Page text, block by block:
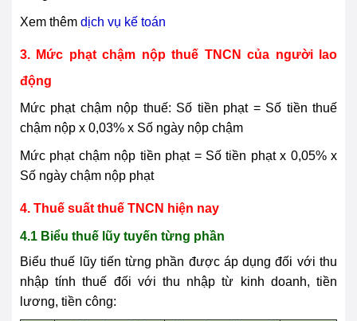
Xem thêm dịch vụ kế toán
3. Mức phạt chậm nộp thuế TNCN của người lao
động
Mức phạt chậm nộp thuế: Số tiền phạt = Số tiền thuế
chậm nộp x 0,03% x Số ngày nộp chậm
Mức phạt chậm nộp tiền phạt = Số tiền phạt x 0,05% x
Số ngày chậm nộp phạt
4. Thuế suất thuế TNCN hiện nay
4.1 Biểu thuế lũy tuyến từng phần
Biểu thuế lũy tiến từng phần được áp dụng đối với thu
nhập tính thuế đối với thu nhập từ kinh doanh, tiền
lương, tiền công: